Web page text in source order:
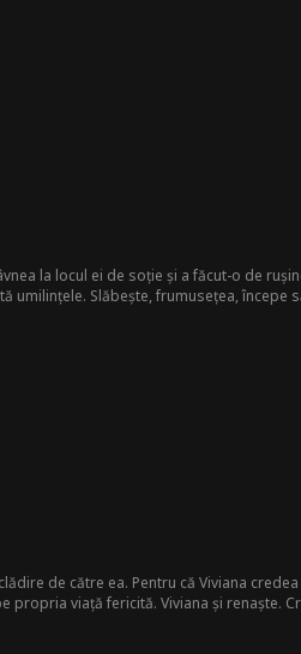
la locul ei de soție și a făcut-o de
umilințele. Slăbește, frumusețea, începe
de către ea. Pentru că Viviana
propria viață fericită. Viviana și renaște.